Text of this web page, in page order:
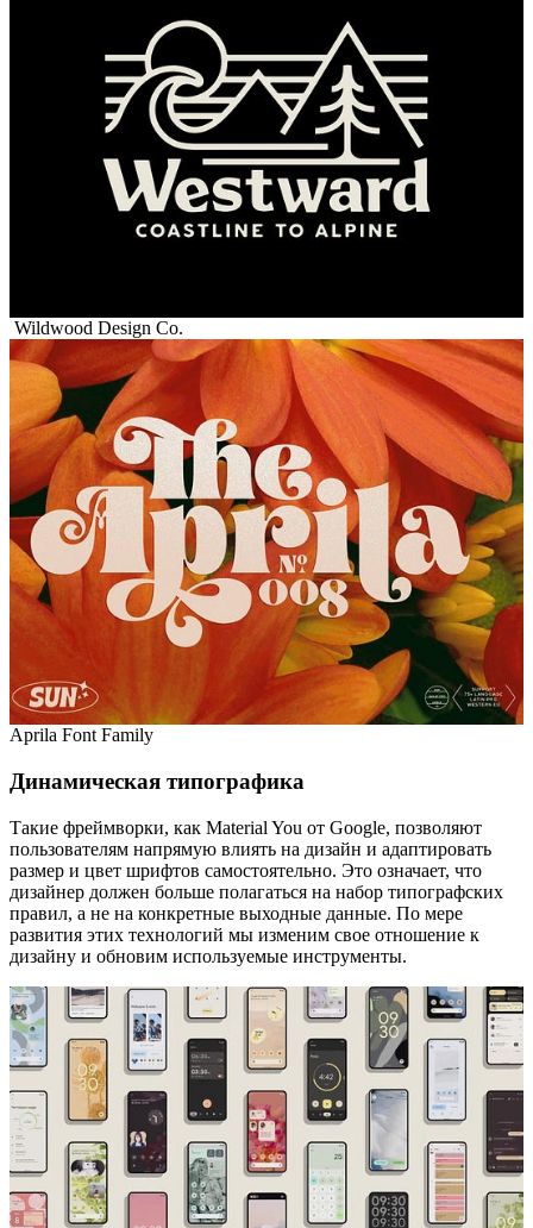
Wildwood Design Co.
Aprila Font Family
Динамическая типографика
Такие фреймворки, как Material You от Google, позволяют
пользователям напрямую влиять на дизайн и адаптировать
размер и цвет шрифтов самостоятельно. Это означает, что
дизайнер должен больше полагаться на набор типографских
правил, а не на конкретные выходные данные. По мере
развития этих технологий мы изменим свое отношение к
дизайну и обновим используемые инструменты.